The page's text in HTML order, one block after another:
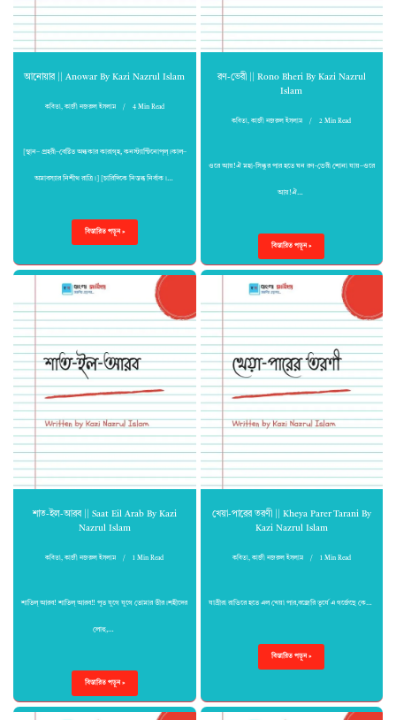
আনোয়ার || Anowar By Kazi Nazrul Islam
কবিতা , কাজী নজরুল ইসলাম 4 Min Read
[স্থান– প্রহরী–বেষ্টিত অন্ধকার কারাগৃহ, কনস্ট্যান্টিনোপ্‌ল্‌।কাল–
অমাবস্যার নিশীথ রাত্রি।] [চারিদিকে নিস্তব্ধ নির্বাক।…
বিস্তারিত পড়ুন »
রণ-ভেরী || Rono Bheri By Kazi Nazrul
Islam
কবিতা,কাজী নজরুল ইসলাম 2 Min Read
ওরে আয়!ঐ মহা-সিন্ধুর পার হতে ঘন রণ-ভেরী শোনা যায়–ওরে
আয়!ঐ…
বিস্তারিত পড়ুন »
শাত-ইল-আরব || Saat Eil Arab By Kazi
Nazrul Islam
কবিতা,কাজী নজরুল ইসলাম 1 Min Read
শাতিল্ আরব! শাতিল্ আরব!! পূত যুগে যুগে তোমার তীর।শহীদের
লোহু,…
বিস্তারিত পড়ুন »
খেয়া-পারের তরণী || Kheya Parer Tarani By
Kazi Nazrul Islam
কবিতা , কাজী নজরুল ইসলাম 1 Min Read
যাত্রীরা রাত্তিরে হতে এল খেয়া পার,বজ্রেরি তূর্যে এ গর্জেছে কে…
বিস্তারিত পড়ুন »